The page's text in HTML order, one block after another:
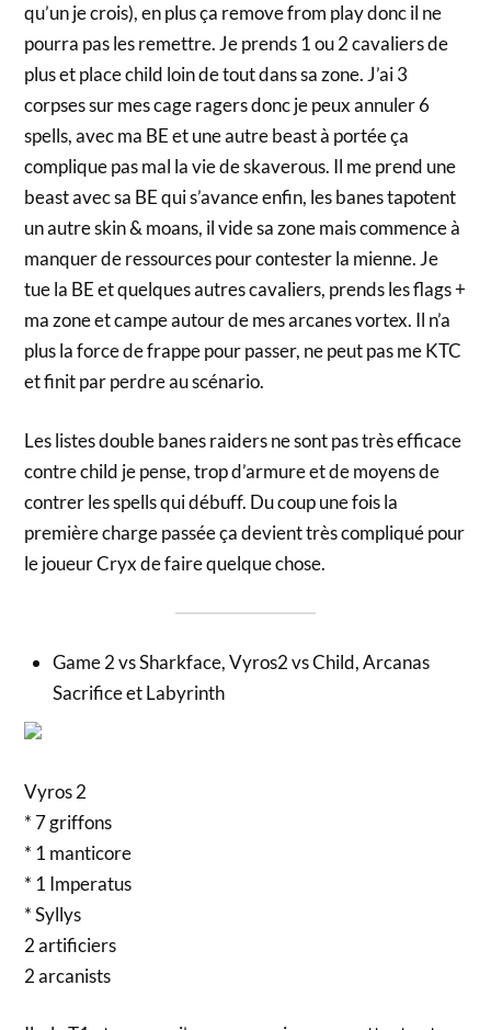
qu’un je crois), en plus ça remove from play donc il ne
pourra pas les remettre. Je prends 1 ou 2 cavaliers de
plus et place child loin de tout dans sa zone. J’ai 3
corpses sur mes cage ragers donc je peux annuler 6
spells, avec ma BE et une autre beast à portée ça
complique pas mal la vie de skaverous. Il me prend une
beast avec sa BE qui s’avance enfin, les banes tapotent
un autre skin & moans, il vide sa zone mais commence à
manquer de ressources pour contester la mienne. Je
tue la BE et quelques autres cavaliers, prends les flags +
ma zone et campe autour de mes arcanes vortex. Il n’a
plus la force de frappe pour passer, ne peut pas me KTC
et finit par perdre au scénario.
Les listes double banes raiders ne sont pas très efficace
contre child je pense, trop d’armure et de moyens de
contrer les spells qui débuff. Du coup une fois la
première charge passée ça devient très compliqué pour
le joueur Cryx de faire quelque chose.
Game 2 vs Sharkface, Vyros2 vs Child, Arcanas
Sacrifice et Labyrinth
Vyros 2
* 7 griffons
* 1 manticore
* 1 Imperatus
* Syllys
2 artificiers
2 arcanists